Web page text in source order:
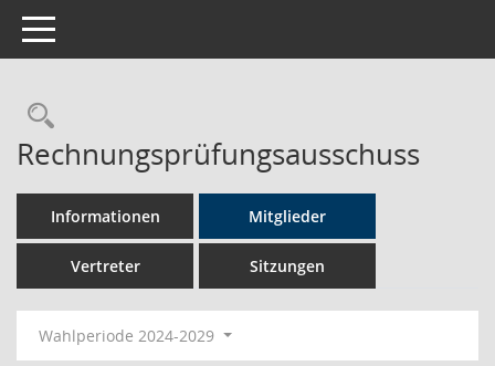
Toggle navigation
Rechercheauswahl
Rechnungsprüfungsausschuss
Informationen Mitglieder
Vertreter Sitzungen
Wahlperiode 2024-2029